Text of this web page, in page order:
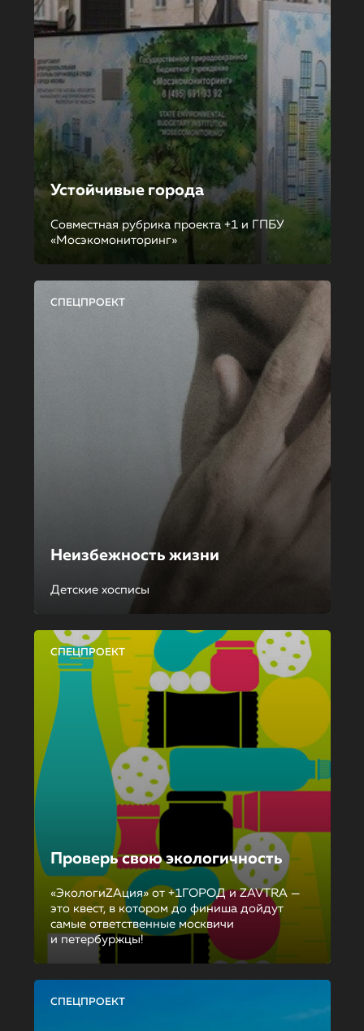
Устойчивые города
Совместная рубрика проекта +1 и ГПБУ
«Мосэкомониторинг»
СПЕЦПРОЕКТ
Неизбежность жизни
Детские хосписы
СПЕЦПРОЕКТ
Проверь свою экологичность
«ЭкологиZAция» от +1ГОРОД и ZAVTRA —
это квест, в котором до финиша дойдут
самые ответственные москвичи
и петербуржцы!
СПЕЦПРОЕКТ